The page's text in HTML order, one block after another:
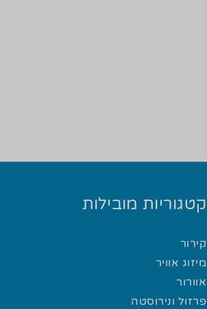
קטגוריות מובילות
קירור
מיזוג אוויר
אוורור
פרזול ונירוסטה